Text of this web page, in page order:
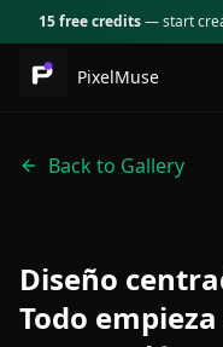
15 free credits— start
PixelMuse
Back to Gallery
Diseño
Todo